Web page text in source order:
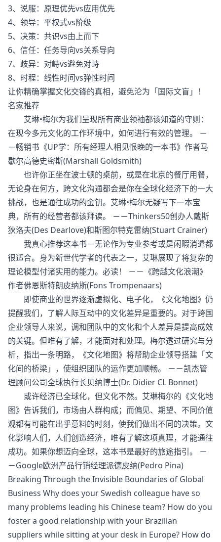
3、说服：原理优先vs应用优先
4、领导：平权式vs阶级
5、决策：共识vs由上而下
6、信任：任务导向vs关系导向
7、歧异：对峙vs避免对峙
8、时程：线性时间vs弹性时间
让你精确掌握文化交锋的真相，避免沦为「国际文盲」！
名家推荐
艾琳•梅尔为我们呈现所有商业领袖都该知道的守则：
在现今多元文化的工作环境中，如何进行有效的管理。 －
－畅销书《UP学：所有经理人相见恨晚的一本书》作者马
歇尔高德史密斯(Marshall Goldsmith)
也许你正坐在波士顿的桌前，或是在北京的餐厅用餐，
无论身在何方，跨文化沟通都会是你在全球化经济下的一大
挑战，也是通往成功的金钥。艾琳•梅尔无疑写下一本宝
典，所有的经营者都该拜读。 －－Thinkers50创办人戴斯
狄洛夫(Des Dearlove)和斯图尔特克雷纳(Stuart Crainer)
我真心推荐这本书－无论作为专业参考或是闲暇消遣都
很适合。身为新世代学者的代表之一，艾琳展现了将复杂的
理论模型付诸实用的能力。必读！ －－《跨越文化浪潮》
作者佛恩斯特朗皮纳斯(Fons Trompenaars)
即使商业的世界逐渐虚拟化、电子化，《文化地图》仍
提醒我们，了解人际互动中的文化差异是重要的。对于跨国
企业领导人来说，调和团队中的文化和个人差异是提高成效
的关键。但唯有了解，才能面对和处理。梅尔透过研究与分
析，指出一条明路，《文化地图》将帮助企业领导搭建「文
化间的桥梁」，使组织团队的运作更加顺畅。 －－凯杰管
理顾问公司全球执行长贝纳博士(Dr. Didier CL Bonnet)
或许经济已全球化，但文化不然。艾琳梅尔的《文化地
图》告诉我们，市场由人群构成；而偏见、期望、不同价值
观都有可能在出乎意料的时刻，使我们做出不同的决策。文
化影响人们，人们创造经济，唯有了解这项真理，才能通往
成功。如果你想迈向全球，这本书是最好的旅途指引。 －
－Google欧洲产品行销经理派德皮纳(Pedro Pina)
Breaking Through the Invisible Boundaries of Global
Business Why does your Swedish colleague have so
many problems leading his Chinese team? How do you
foster a good relationship with your Brazilian
suppliers while sitting at your desk in Europe? How do